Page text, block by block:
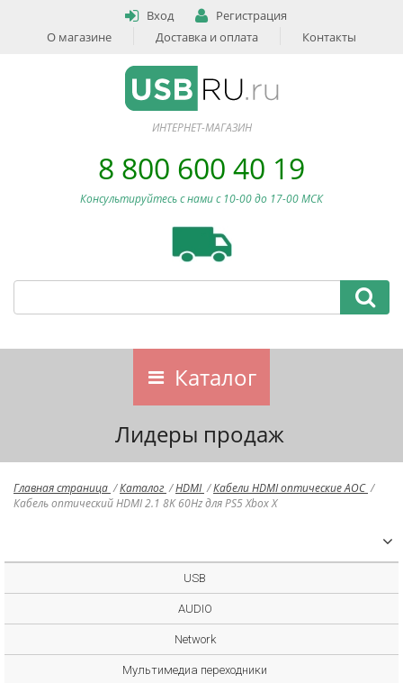
Вход
Регистрация
О магазине
Доставка и оплата Контакты
ИНТЕРНЕТ-МАГАЗИН
8 800 600 40 19
Консультируйтесь с нами c 10-00 до 17-00 МСК
Каталог
Лидеры продаж
Главная страница /Каталог /HDMI /Кабели HDMI оптические AOC /
Кабель оптический HDMI 2.1 8K 60Hz для PS5 Xbox X
USB
AUDIO
Network
Мультимедиа переходники